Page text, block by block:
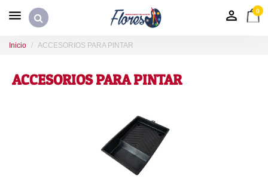
0
Inicio ACCESORIOS PARA PINTAR
ACCESORIOS PARA PINTAR